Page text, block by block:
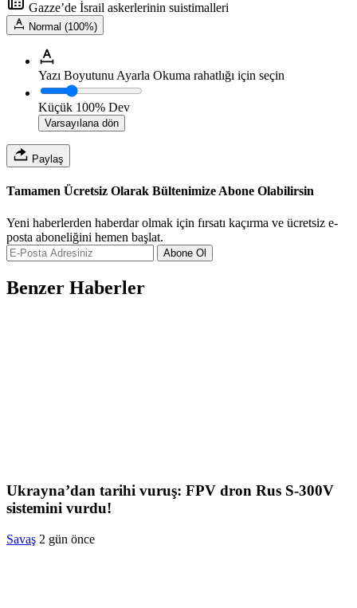
Gazze’de İsrail askerlerinin suistimalleri
Normal (100%)
Yazı Boyutunu Ayarla Okuma rahatlığı için seçin
Küçük 100% Dev
Varsayılana dön
Paylaş
Tamamen Ücretsiz Olarak Bültenimize Abone Olabilirsin
Yeni haberlerden haberdar olmak için fırsatı kaçırma ve ücretsiz e-
posta aboneliğini hemen başlat.
Abone Ol
Benzer Haberler
Ukrayna’dan tarihi vuruş: FPV dron Rus S-300V
sistemini vurdu!
Savaş 2 gün önce